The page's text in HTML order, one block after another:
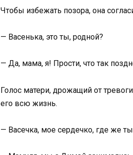
Чтобы избежать позора, она
— Васенька, это ты, родной?
— Да, мама, я! Прости, что так
Голос матери, дрожащий от
его всю жизнь.
— Васечка, мое сердечко, где же